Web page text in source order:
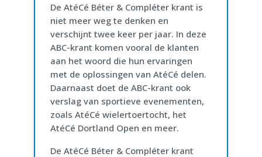
De AtéCé Béter & Compléter krant is
niet meer weg te denken en
verschijnt twee keer per jaar. In deze
ABC-krant komen vooral de klanten
aan het woord die hun ervaringen
met de oplossingen van AtéCé delen.
Daarnaast doet de ABC-krant ook
verslag van sportieve evenementen,
zoals AtéCé wielertoertocht, het
AtéCé Dortland Open en meer.
De AtéCé Béter & Compléter krant